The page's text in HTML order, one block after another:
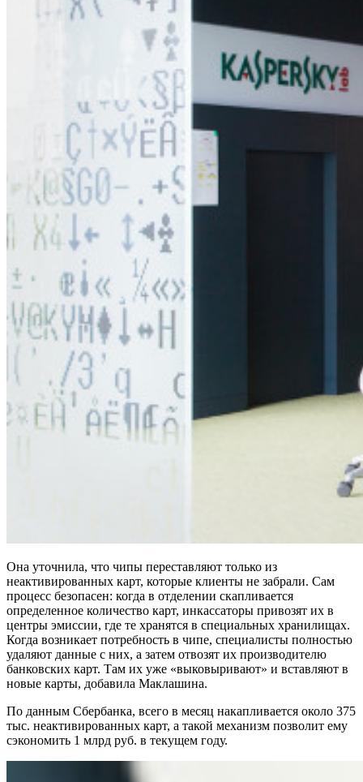
Она уточнила, что чипы переставляют только из
неактивированных карт, которые клиенты не забрали. Сам
процесс безопасен: когда в отделении скапливается
определенное количество карт, инкассаторы привозят их в
центры эмиссии, где те хранятся в специальных хранилищах.
Когда возникает потребность в чипе, специалисты полностью
удаляют данные с них, а затем отвозят их производителю
банковских карт. Там их уже «выковыривают» и вставляют в
новые карты, добавила Маклашина.
По данным Сбербанка, всего в месяц накапливается около 375
тыс. неактивированных карт, а такой механизм позволит ему
сэкономить 1 млрд руб. в текущем году.